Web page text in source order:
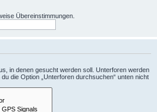
Übereinstimmungen.
in denen gesucht werden soll. Unterforen werden
die Option „Unterforen durchsuchen“ unten nicht